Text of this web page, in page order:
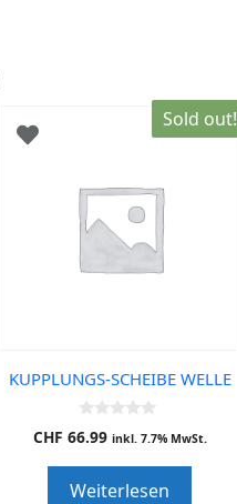
Sold out!
KUPPLUNGS-SCHEIBE WELLE
0
o
o
CHF 66.99 inkl. 7.7% MwSt.
Weiterlesen